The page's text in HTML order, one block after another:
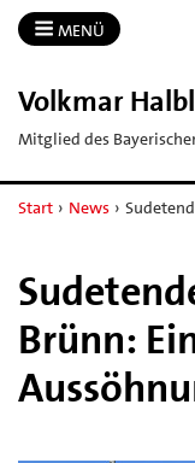
MENÜ
Volkmar
Mitglied des
Start › News ›
Brünn: